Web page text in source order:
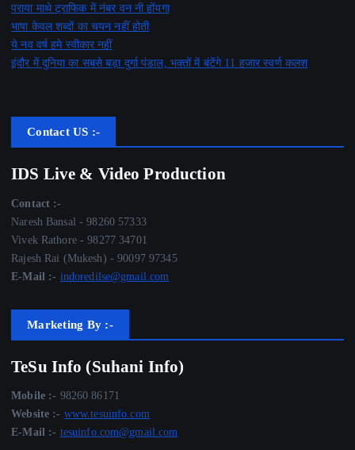
पराया माथे ट्राफिक में नंबर वन नी होंयगा
भाषा केवल शब्दों का चयन नहीं होती
ये नव वर्ष हमे स्वीकार नहीं
इंदौर में दुनिया का सबसे बड़ा दुर्गा पंडाल, भक्तों में बंटेंगे 11 हजार स्वर्ण कलश
Contact US :-
IDS Live & Video Production
Contact :-
Naresh Bansal - 98260 57333
Vivek Rathore - 98277 34701
Rajesh Rai (Mukesh) - 90097 97345
E-Mail :- indoredilse@gmail.com
Marketing By :-
TeSu Info (Suhani Info)
Mobile :- 98260 86171
Website :- www.tesuinfo.com
E-Mail :- tesuinfo.com@gmail.com